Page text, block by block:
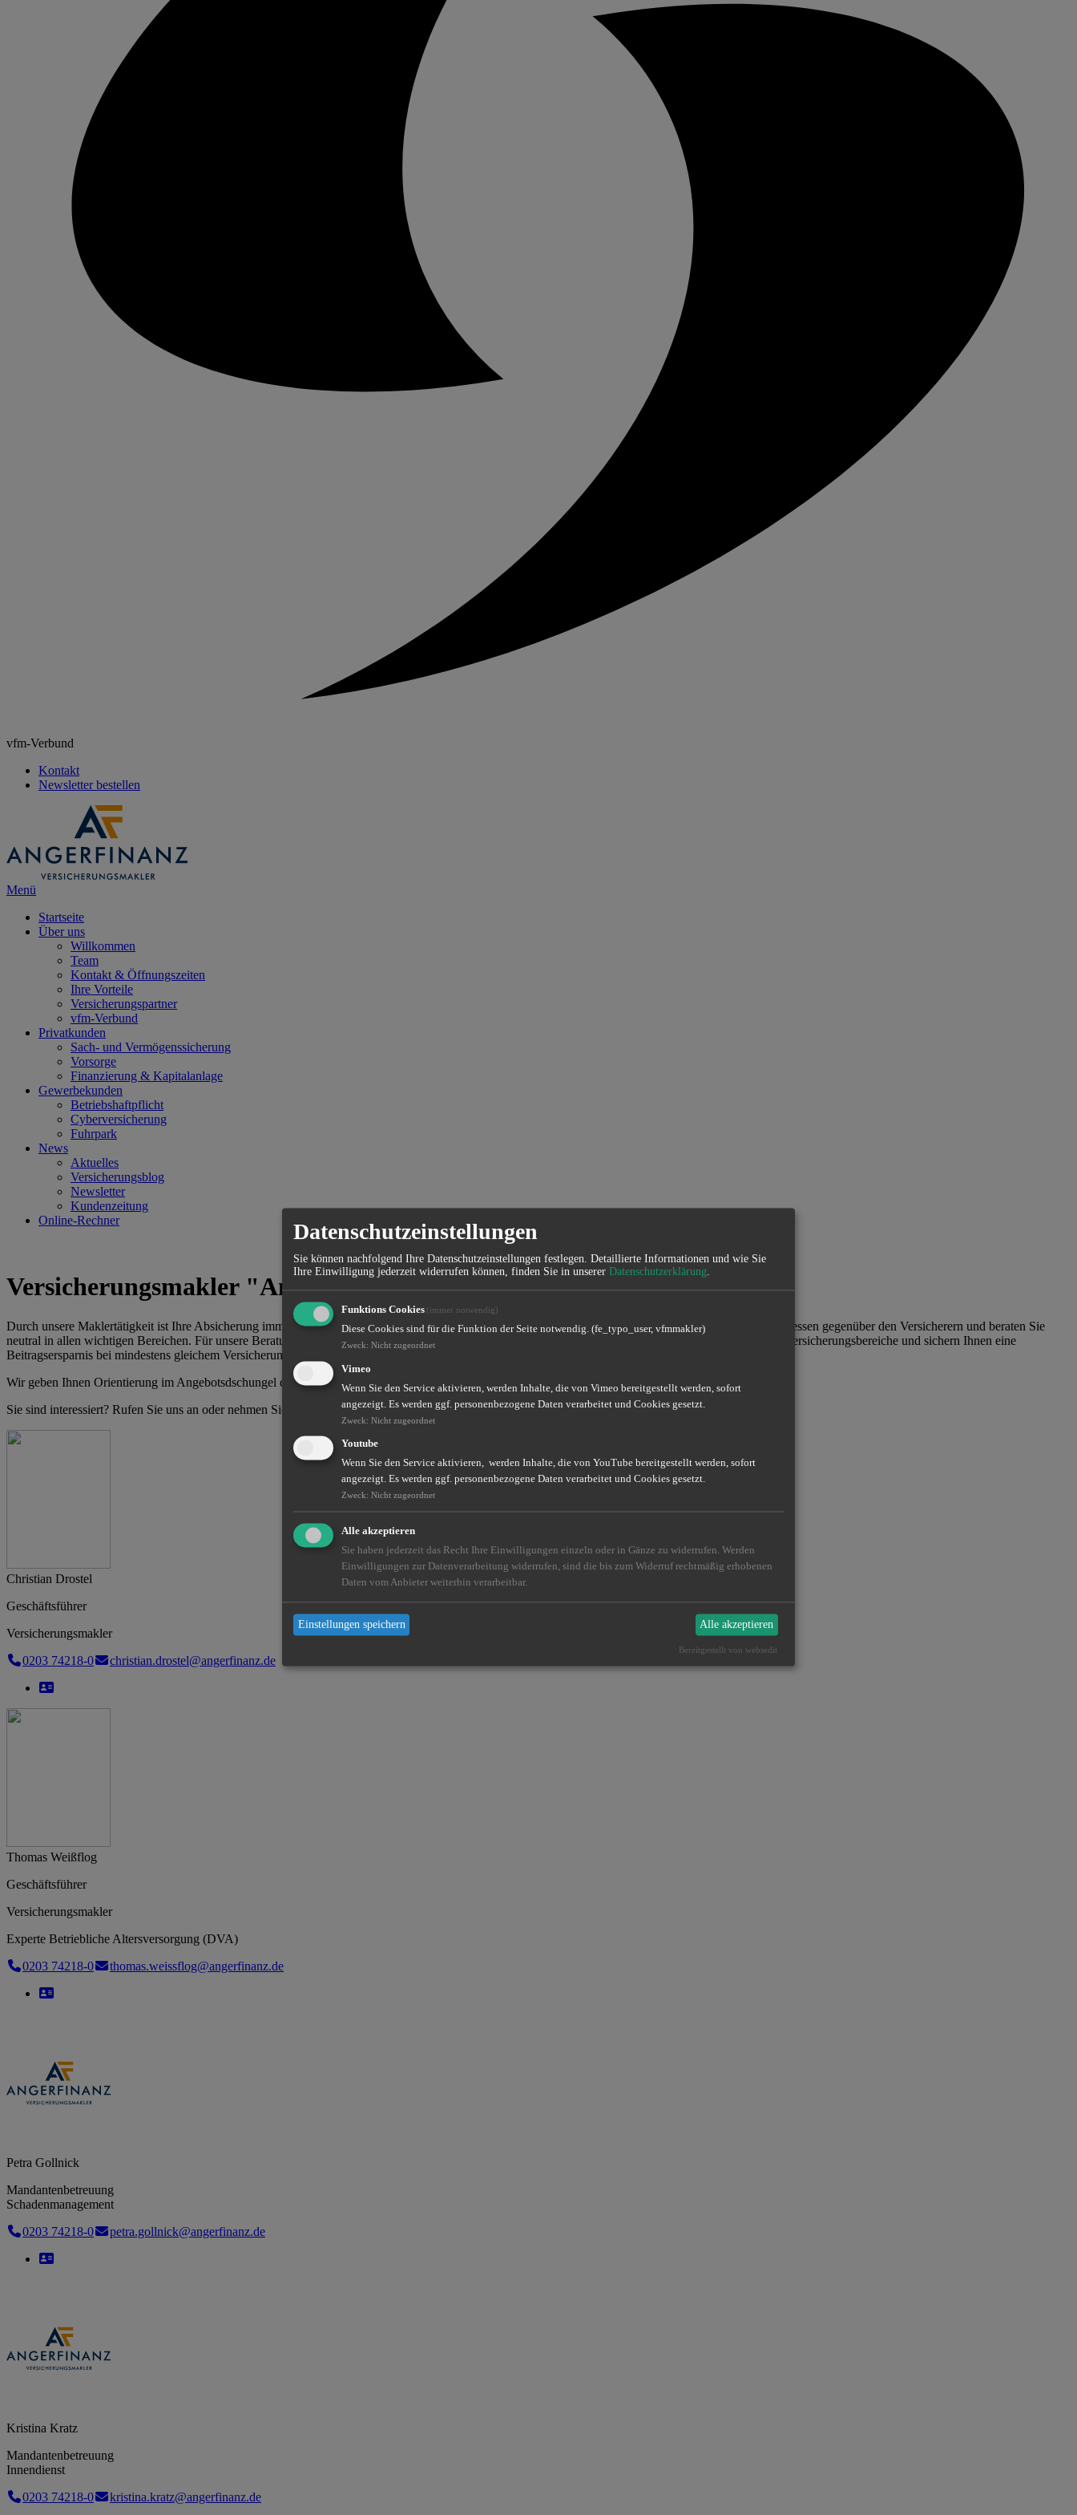
vfm-Verbund
Kontakt
Newsletter bestellen
Menü
Startseite
Über uns
Willkommen
Team
Kontakt & Öffnungszeiten
Ihre Vorteile
Versicherungspartner
vfm-Verbund
Privatkunden
Sach- und Vermögenssicherung
Vorsorge
Finanzierung & Kapitalanlage
Gewerbekunden
Betriebshaftpflicht
Cyberversicherung
Fuhrpark
News
Aktuelles
Versicherungsblog
Newsletter
Kundenzeitung
Online-Rechner
Versicherungsmakler "Angerfinanz GmbH" in Düsseldorf
Durch unsere Maklertätigkeit ist Ihre Absicherung immer zeitgemäß und exakt auf Ihre persönliche Lebenssituation zugeschnitten. Wir vertreten IHRE Interessen gegenüber den Versicherern und beraten Sie
neutral in allen wichtigen Bereichen. Für unsere Beratung übernehmen wir die volle Verantwortung. Wir sind Ihr kompetenter Ansprechpartner für ALLE Versicherungsbereiche und sichern Ihnen eine
Beitragsersparnis bei mindestens gleichem Versicherungsschutz und/oder besserer Versicherungsschutz ohne Mehrbeitrag.
Wir geben Ihnen Orientierung im Angebotsdschungel der Versicherungen oder Geldanlagen. Neutral und engagiert.
Sie sind interessiert? Rufen Sie uns an oder nehmen Sie Kontakt mit uns auf.
Christian Drostel
Geschäftsführer
Versicherungsmakler
0203 74218-0
christian.drostel@angerfinanz.de
Thomas Weißflog
Geschäftsführer
Versicherungsmakler
Experte Betriebliche Altersversorgung (DVA)
0203 74218-0
thomas.weissflog@angerfinanz.de
Petra Gollnick
Mandantenbetreuung
Schadenmanagement
0203 74218-0
petra.gollnick@angerfinanz.de
Kristina Kratz
Mandantenbetreuung
Innendienst
0203 74218-0
kristina.kratz@angerfinanz.de
Datenschutzeinstellungen
Sie können nachfolgend Ihre Datenschutzeinstellungen festlegen. Detaillierte Informationen und wie Sie
Ihre Einwilligung jederzeit widerrufen können, finden Sie in unserer Datenschutzerklärung.
Funktions Cookies (immer notwendig)
Diese Cookies sind für die Funktion der Seite notwendig. (fe_typo_user, vfmmakler)
Zweck: Nicht zugeordnet
Vimeo
Wenn Sie den Service aktivieren, werden Inhalte, die von Vimeo bereitgestellt werden, sofort
angezeigt. Es werden ggf. personenbezogene Daten verarbeitet und Cookies gesetzt.
Zweck: Nicht zugeordnet
Youtube
Wenn Sie den Service aktivieren, werden Inhalte, die von YouTube bereitgestellt werden, sofort
angezeigt. Es werden ggf. personenbezogene Daten verarbeitet und Cookies gesetzt.
Zweck: Nicht zugeordnet
Alle akzeptieren
Sie haben jederzeit das Recht Ihre Einwilligungen einzeln oder in Gänze zu widerrufen. Werden
Einwilligungen zur Datenverarbeitung widerrufen, sind die bis zum Widerruf rechtmäßig erhobenen
Daten vom Anbieter weiterhin verarbeitbar.
Einstellungen speichern Alle akzeptieren
Bereitgestellt von websedit